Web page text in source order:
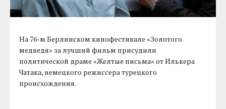
На 76-м Берлинском кинофестивале «Золотого
медведя» за лучший фильм присудили
политической драме «Желтые письма» от Илькера
Чатака, немецкого режиссера турецкого
происхождения.